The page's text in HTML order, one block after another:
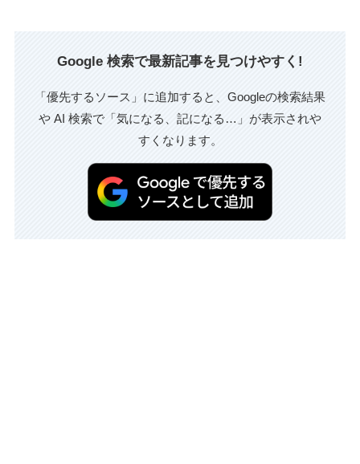
Google 検索で最新記事を見つけやすく!
「優先するソース」に追加すると、Googleの検索結果
や AI 検索で「気になる、記になる…」が表示されや
すくなります。